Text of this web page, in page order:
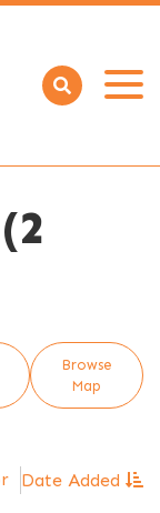
Open
Browse
Map
Date Added